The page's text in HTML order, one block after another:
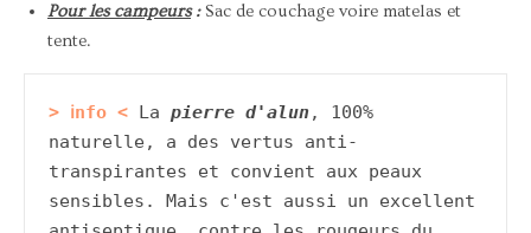
Pour les campeurs:Sac de couchage voire matelas et
tente.
> ℹ︎nfo < La pierre d'alun, 100%
naturelle, a des vertus anti-
transpirantes et convient aux peaux
sensibles. Mais c'est aussi un excellent